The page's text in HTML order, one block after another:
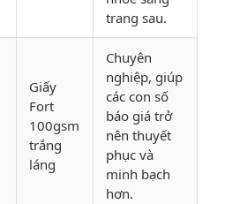
trang sau.
Giấy
Fort
100gsm
trắng
láng
Chuyên
nghiệp, giúp
các con số
báo giá trở
nên thuyết
phục và
minh bạch
hơn.